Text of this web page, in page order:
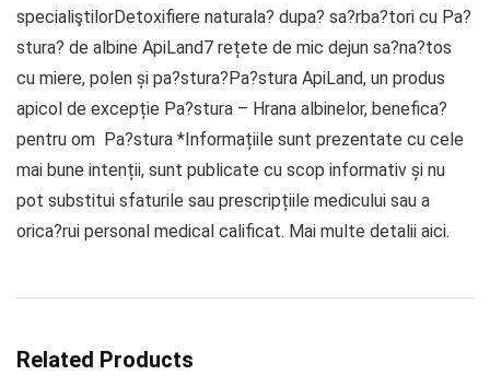
specialiştilorDetoxifiere naturala? dupa? sa?rba?tori cu Pa?
stura? de albine ApiLand7 rețete de mic dejun sa?na?tos
cu miere, polen și pa?stura?Pa?stura ApiLand, un produs
apicol de excepție Pa?stura – Hrana albinelor, benefica?
pentru om Pa?stura *Informațiile sunt prezentate cu cele
mai bune intenții, sunt publicate cu scop informativ și nu
pot substitui sfaturile sau prescripțiile medicului sau a
orica?rui personal medical calificat. Mai multe detalii aici.
Related Products